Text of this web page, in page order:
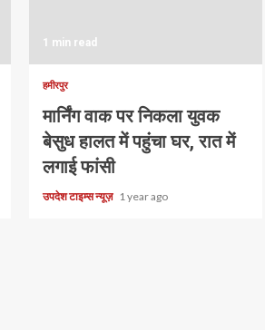
1 min read
हमीरपुर
मार्निंग वाक पर निकला युवक
बेसुध हालत में पहुंचा घर, रात में
लगाई फांसी
उपदेश टाइम्स न्यूज़ 1 year ago